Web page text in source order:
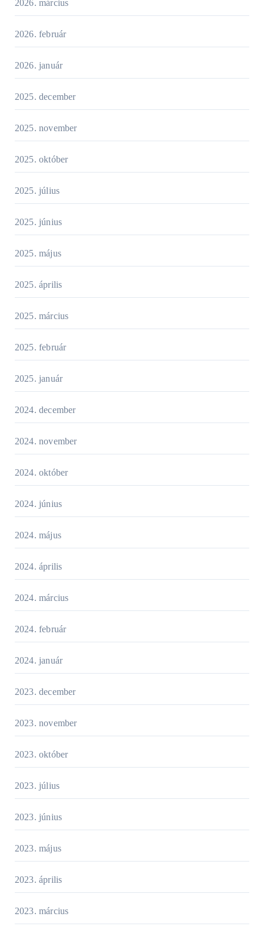
2026. március
2026. február
2026. január
2025. december
2025. november
2025. október
2025. július
2025. június
2025. május
2025. április
2025. március
2025. február
2025. január
2024. december
2024. november
2024. október
2024. június
2024. május
2024. április
2024. március
2024. február
2024. január
2023. december
2023. november
2023. október
2023. július
2023. június
2023. május
2023. április
2023. március